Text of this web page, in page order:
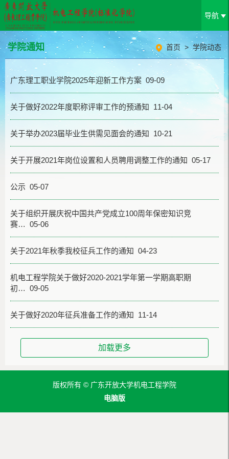
导航
学院通知 首页 > 学院动态
广东理工职业学院2025年迎新工作方案 09-09
关于做好2022年度职称评审工作的预通知 11-04
关于举办2023届毕业生供需见面会的通知 10-21
关于开展2021年岗位设置和人员聘用调整工作的通知 05-17
公示 05-07
关于组织开展庆祝中国共产党成立100周年保密知识竞
赛… 05-06
关于2021年秋季我校征兵工作的通知 04-23
机电工程学院关于做好2020-2021学年第一学期高职期
初… 09-05
关于做好2020年征兵准备工作的通知 11-14
加载更多
版权所有 © 广东开放大学机电工程学院
电脑版